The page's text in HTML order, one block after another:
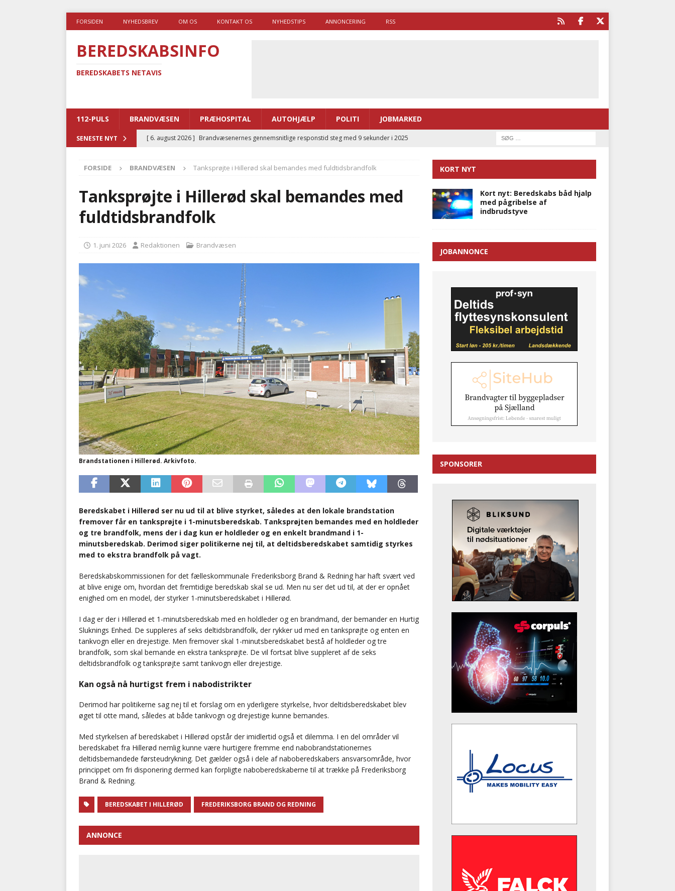
FORSIDEN NYHEDSBREV OM OS KONTAKT OS NYHEDSTIPS ANNONCERING RSS
BEREDSKABSINFO
BEREDSKABETS NETAVIS
112-PULS BRANDVÆSEN PRÆHOSPITAL AUTOHJÆLP POLITI JOBMARKED
SENESTE NYT [ 6. august 2026 ] Brandvæsenernes gennemsnitlige responstid steg med 9 sekunder i 2025
[ 5. august 2026 ] Advarer: Udløb af sygetransporttilladelser kan sende 400.000 kørsler over
i det offentlige
PRÆHOSPITAL
[ 5. august 2026 ]
[ 4. august 2026 ] Brandvæsenerne brugte lidt længere tid på at komme af sted i 2025
FORSIDE BRANDVÆSEN Tanksprøjte i Hillerød skal bemandes med fuldtidsbrandfolk
Tanksprøjte i Hillerød skal bemandes med
fuldtidsbrandfolk
1. juni 2026 Redaktionen Brandvæsen
Brandstationen i Hillerød. Arkivfoto.
Beredskabet i Hillerød ser nu ud til at blive styrket, således at den lokale brandstation
fremover får en tanksprøjte i 1-minutsberedskab. Tanksprøjten bemandes med en holdleder
og tre brandfolk, mens der i dag kun er holdleder og en enkelt brandmand i 1-
minutsberedskab. Derimod siger politikerne nej til, at deltidsberedskabet samtidig styrkes
med to ekstra brandfolk på vagt.
Beredskabskommissionen for det fælleskommunale Frederiksborg Brand & Redning har haft svært ved
at blive enige om, hvordan det fremtidige beredskab skal se ud. Men nu ser det ud til, at der er opnået
enighed om en model, der styrker 1-minutsberedskabet i Hillerød.
I dag er der i Hillerød et 1-minutsberedskab med en holdleder og en brandmand, der bemander en Hurtig
Sluknings Enhed. De suppleres af seks deltidsbrandfolk, der rykker ud med en tanksprøjte og enten en
tankvogn eller en drejestige. Men fremover skal 1-minutsberedskabet bestå af holdleder og tre
brandfolk, som skal bemande en ekstra tanksprøjte. De vil fortsat blive suppleret af de seks
deltidsbrandfolk og tanksprøjte samt tankvogn eller drejestige.
Kan også nå hurtigst frem i nabodistrikter
Derimod har politikerne sag nej til et forslag om en yderligere styrkelse, hvor deltidsberedskabet blev
øget til otte mand, således at både tankvogn og drejestige kunne bemandes.
Med styrkelsen af beredskabet i Hillerød opstår der imidlertid også et dilemma. I en del områder vil
beredskabet fra Hillerød nemlig kunne være hurtigere fremme end nabobrandstationernes
deltidsbemandede førsteudrykning. Det gælder også i dele af naboberedskabers ansvarsområde, hvor
princippet om fri disponering dermed kan forpligte naboberedskaberne til at trække på Frederiksborg
Brand & Redning.
BEREDSKABET I HILLERØD FREDERIKSBORG BRAND OG REDNING
ANNONCE
KORT NYT
Kort nyt: Beredskabs båd hjalp
med pågribelse af
indbrudstyve
JOBANNONCE
SPONSORER